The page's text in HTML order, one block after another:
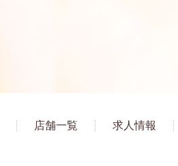
店舗一覧 求人情報